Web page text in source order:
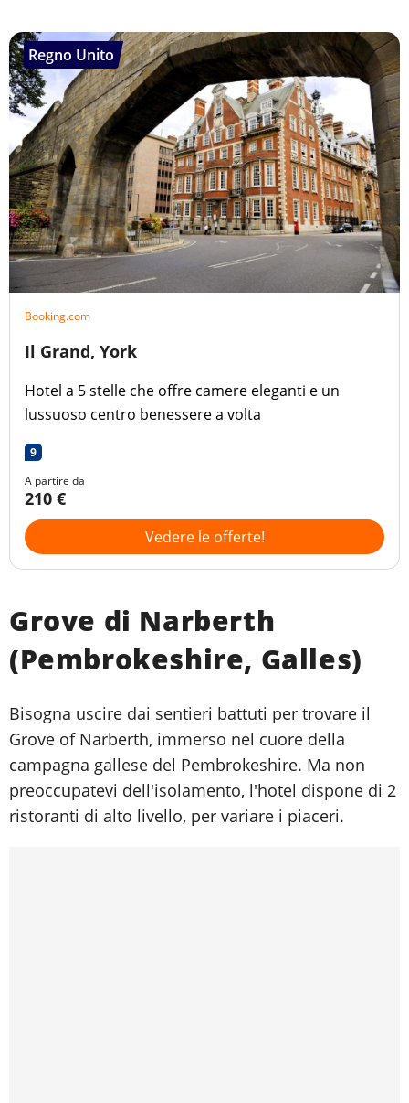
Regno Unito
Booking.com
Il Grand, York
Hotel a 5 stelle che offre camere eleganti e un
lussuoso centro benessere a volta
9
A partire da
210 €
Vedere le offerte!
Grove di Narberth
(Pembrokeshire, Galles)
Bisogna uscire dai sentieri battuti per trovare il
Grove of Narberth, immerso nel cuore della
campagna gallese del Pembrokeshire. Ma non
preoccupatevi dell'isolamento, l'hotel dispone di 2
ristoranti di alto livello, per variare i piaceri.